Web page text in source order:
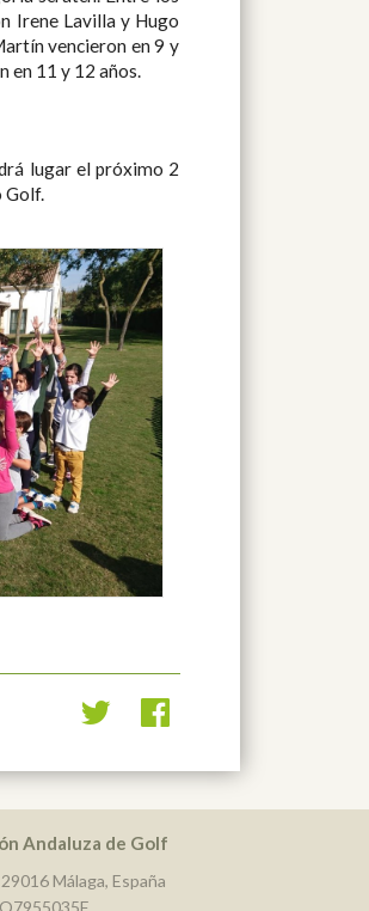
Irene Lavilla y Hugo
vencieron en 9 y
en 11 y 12 años.
lugar el próximo 2
Golf.
Andaluza de Golf
Málaga, España